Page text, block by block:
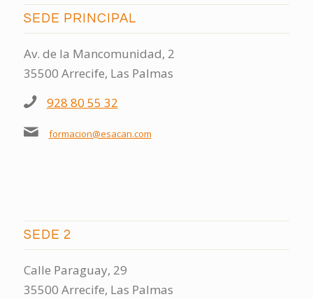
SEDE PRINCIPAL
Av. de la Mancomunidad, 2
35500 Arrecife, Las Palmas
928 80 55 32
formacion@esacan.com
SEDE 2
Calle Paraguay, 29
35500 Arrecife, Las Palmas